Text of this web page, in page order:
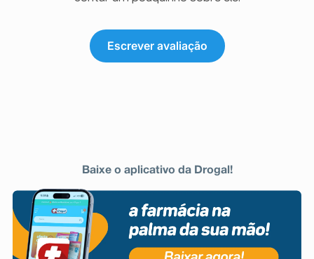
Escrever avaliação
Baixe o aplicativo da Drogal!